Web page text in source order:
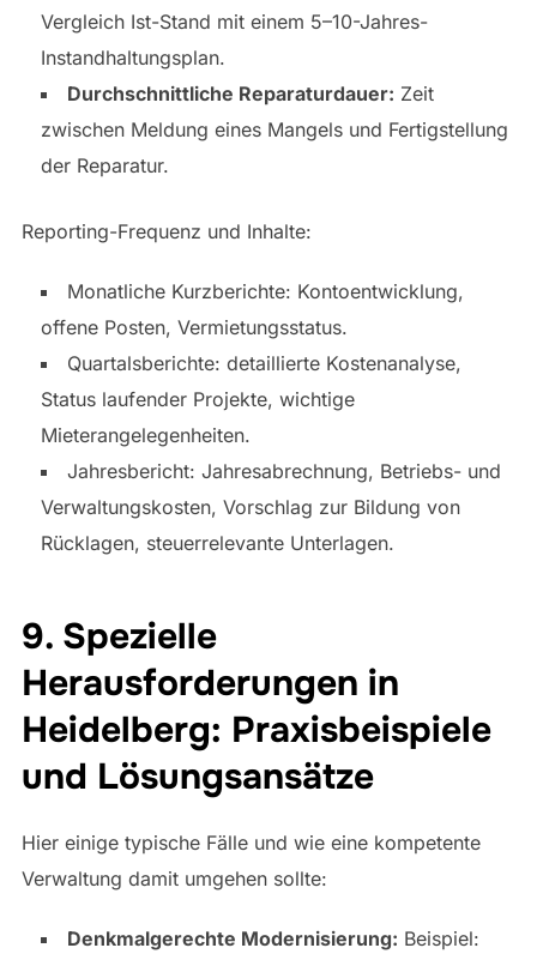
Vergleich Ist-Stand mit einem 5–10-Jahres-
Instandhaltungsplan.
Durchschnittliche Reparaturdauer: Zeit
zwischen Meldung eines Mangels und Fertigstellung
der Reparatur.
Reporting-Frequenz und Inhalte:
Monatliche Kurzberichte: Kontoentwicklung,
offene Posten, Vermietungsstatus.
Quartalsberichte: detaillierte Kostenanalyse,
Status laufender Projekte, wichtige
Mieterangelegenheiten.
Jahresbericht: Jahresabrechnung, Betriebs- und
Verwaltungskosten, Vorschlag zur Bildung von
Rücklagen, steuerrelevante Unterlagen.
9. Spezielle
Herausforderungen in
Heidelberg: Praxisbeispiele
und Lösungsansätze
Hier einige typische Fälle und wie eine kompetente
Verwaltung damit umgehen sollte:
Denkmalgerechte Modernisierung: Beispiel: